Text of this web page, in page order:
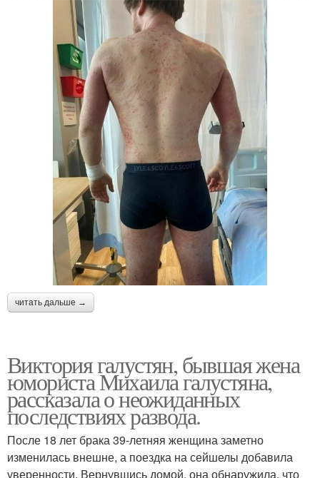
читать дальше →
Виктория галустян, бывшая жена
юмориста Михаила галустяна,
рассказала о неожиданных
последствиях развода.
После 18 лет брака 39-летняя женщина заметно
изменилась внешне, а поездка на сейшелы добавила
уверенности. Вернувшись домой, она обнаружила, что